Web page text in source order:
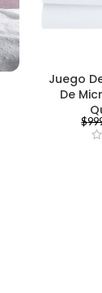
Juego
De
$